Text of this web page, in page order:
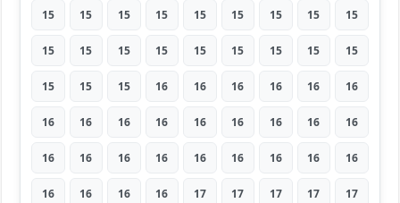
15 15 15 15 15 15 15 15 15
15 15 15 15 15 15 15 15 15
15 15 15 16 16 16 16 16 16
16 16 16 16 16 16 16 16 16
16 16 16 16 16 16 16 16 16
16 16 16 16 17 17 17 17 17